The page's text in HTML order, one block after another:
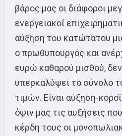
βάρος μας οι διάφοροι
ενεργειακοί
αύξηση του κατώτατου
ο πρωθυπουργός και
ευρώ καθαρού μισθού, δεν
υπερκαλύψει το σύνολο
τιμών. Είναι αύξηση-
όψιν μας τις αυξήσεις
κέρδη τους οι